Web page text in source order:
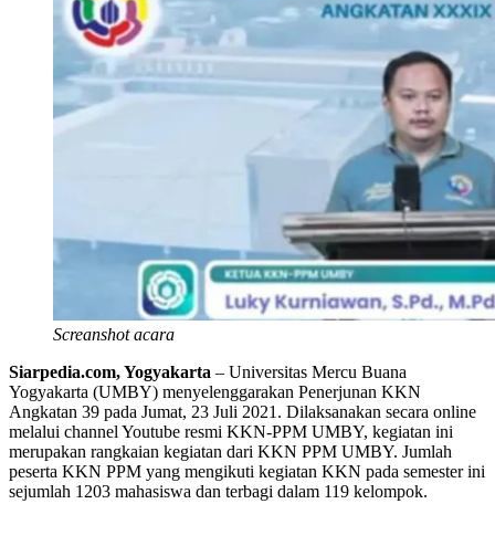
Screanshot acara
Siarpedia.com, Yogyakarta – Universitas Mercu Buana
Yogyakarta (UMBY) menyelenggarakan Penerjunan KKN
Angkatan 39 pada Jumat, 23 Juli 2021. Dilaksanakan secara online
melalui channel Youtube resmi KKN-PPM UMBY, kegiatan ini
merupakan rangkaian kegiatan dari KKN PPM UMBY. Jumlah
peserta KKN PPM yang mengikuti kegiatan KKN pada semester ini
sejumlah 1203 mahasiswa dan terbagi dalam 119 kelompok.